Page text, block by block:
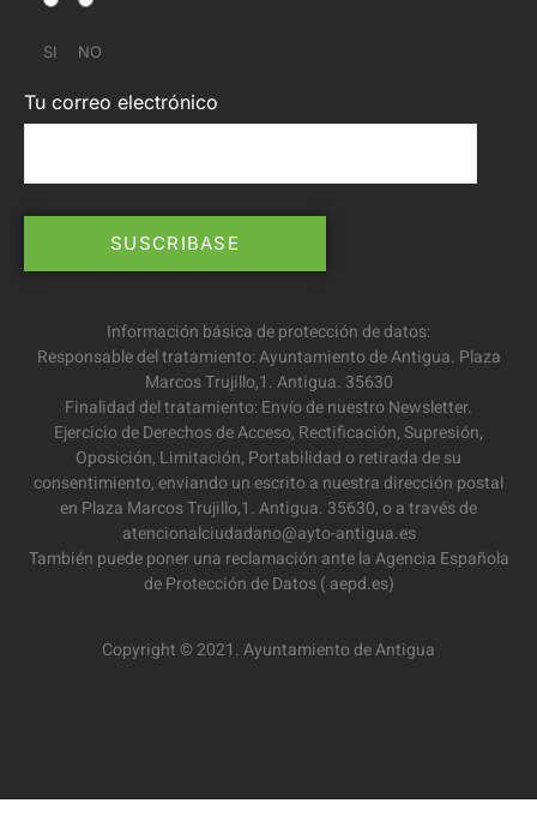
SI NO
Tu correo electrónico
Información básica de protección de datos:
Responsable del tratamiento: Ayuntamiento de Antigua. Plaza
Marcos Trujillo,1. Antigua. 35630
Finalidad del tratamiento: Envío de nuestro Newsletter.
Ejercicio de Derechos de Acceso, Rectificación, Supresión,
Oposición, Limitación, Portabilidad o retirada de su
consentimiento, enviando un escrito a nuestra dirección postal
en Plaza Marcos Trujillo,1. Antigua. 35630, o a través de
atencionalciudadano@ayto-antigua.es
También puede poner una reclamación ante la Agencia Española
de Protección de Datos ( aepd.es)
Copyright © 2021. Ayuntamiento de Antigua